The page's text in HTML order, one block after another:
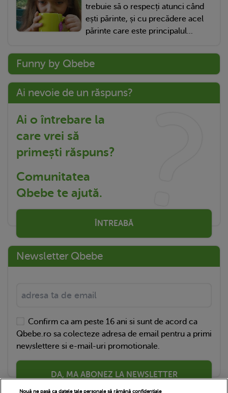
trebuie să o respecți atunci când
ești părinte, și cu precădere acel
părinte care este principalul...
Funny by Qbebe
Ai nevoie de un răspuns?
Ai o întrebare la
care vrei să
primești răspuns?
Comunitatea
Qbebe te ajută.
ÎNTREABĂ
Newsletter Qbebe
Confirm ca am peste 16 ani si sunt de acord ca
Qbebe.ro sa colecteze adresa de email pentru a primi
newslettere si e-mail-uri promotionale.
DA, MA ABONEZ LA NEWSLETTER
Nouă ne pasă ca datele tale personale să rămână confidențiale